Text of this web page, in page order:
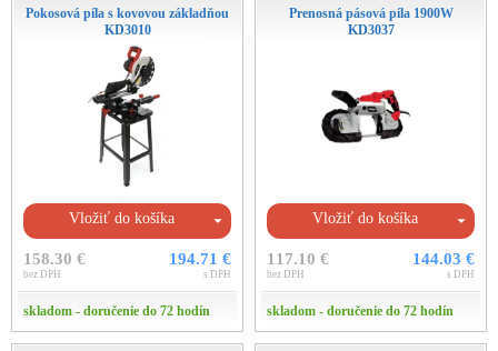
Pokosová píla s kovovou základňou
KD3010
Vložiť do košíka
158.30 €
bez DPH
194.71 €
s DPH
skladom - doručenie do 72 hodín
Prenosná pásová píla 1900W
KD3037
Vložiť do košíka
117.10 €
bez DPH
144.03 €
s DPH
skladom - doručenie do 72 hodín